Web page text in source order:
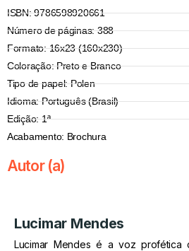
ISBN: 9786598920661
Número de páginas: 388
Formato: 16x23 (160x230)
Coloração: Preto e Branco
Tipo de papel: Polen
Idioma: Português (Brasil)
Edição: 1ª
Acabamento: Brochura
Autor (a)
Lucimar Mendes
Lucimar Mendes é a voz profética